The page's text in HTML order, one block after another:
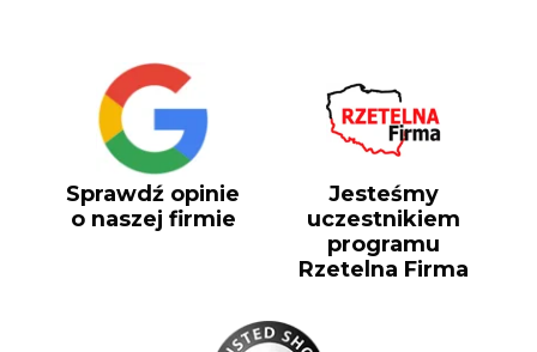
Sprawdź opinie
o naszej firmie
Jesteśmy
uczestnikiem
programu
Rzetelna Firma